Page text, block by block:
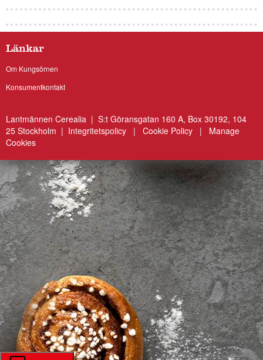
Länkar
Om Kungsörnen
Konsumentkontakt
Lantmännen Cerealia | S:t Göransgatan 160 A, Box 30192, 104
25 Stockholm | Integritetspolicy | Cookie Policy | Manage
Cookies